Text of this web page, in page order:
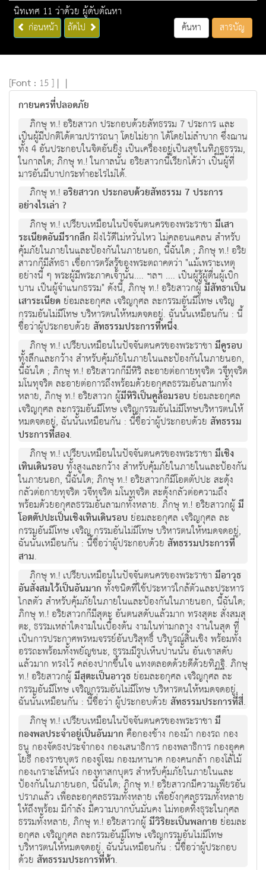
นิทเทศ 11 ว่าด้วย ผู้ดับตัณหา
ก่อนหน้า ถัดไป ค้นหา สารบัญ
[Font : 15 ] | |
กายนครที่ปลอดภัย
ภิกษุ ท.! อริยสาวก ประกอบด้วยสัทธรรม 7 ประการ และ
เป็นผู้มีปกติได้ตามปรารถนา โดยไม่ยาก ได้โดยไม่ลำบาก ซึ่งฌาน
ทั้ง 4 อันประกอบในจิตอันยิ่ง เป็นเครื่องอยู่เป็นสุขในทิฏฐธรรม,
ในกาลใด; ภิกษุ ท.! ในกาลนั้น อริยสาวกนี้เรียกได้ว่า เป็นผู้ที่
มารอันมีบาปกระทำอะไรไม่ได้.
ภิกษุ ท.!อริยสาวก ประกอบด้วยสัทธรรม 7 ประการ
อย่างไรเล่า ?
ภิกษุ ท.! เปรียบเหมือนในปัจจันตนครของพระราชามีเสา
ระเนียดอันมีรากลึก ฝังไว้ดีไม่หวั่นไหว ไม่คลอนแคลน สำหรับ
คุ้มภัยในภายในและป้องกันในภายนอก, นี้ฉันใด ; ภิกษุ ท.! อริย
สาวกก็มีสัทธา เชื่อการตรัสรู้ของพระตถาคตว่า "แม้เพราะเหตุ
อย่างนี้ ๆ พระผู้มีพระภาคเจ้านั้น.... ฯลฯ .... เป็นผู้รู้ผู้ตื่นผู้เบิก
บาน เป็นผู้จำแนกธรรม" ดังนี้, ภิกษุ ท.! อริยสาวกผู้มีสัทธาเป็น
เสาระเนียด ย่อมละอกุศล เจริญกุศล ละกรรมอันมีโทษ เจริญ
กรรมอันไม่มีโทษ บริหารตนให้หมดจดอยู่. ฉันนั้นเหมือนกัน : นี้
ชื่อว่าผู้ประกอบด้วย สัทธรรมประการที่หนึ่ง.
ภิกษุ ท.! เปรียบเหมือนในปัจจันตนครของพระราชามีคูรอบ
ทั้งลึกและกว้าง สำหรับคุ้มภัยในภายในและป้องกันในภายนอก,
นี้ฉันใด ; ภิกษุ ท.! อริยสาวกก็มีหิริ ละอายต่อกายทุจริต วจีทุจริต
มโนทุจริต ละอายต่อการถึงพร้อมด้วยอกุศลธรรมอันลามกทั้ง
หลาย, ภิกษุ ท.! อริยสาวก ผู้มีหิริเป็นคูล้อมรอบ ย่อมละอกุศล
เจริญกุศล ละกรรมอันมีโทษ เจริญกรรมอันไม่มีโทษบริหารตนให้
หมดจดอยู่, ฉันนั้นเหมือนกัน : นี้ชื่อว่าผู้ประกอบด้วย สัทธรรม
ประการที่สอง.
ภิกษุ ท.! เปรียบเหมือนในปัจจันตนครของพระราชามีเชิง
เทินเดินรอบ ทั้งสูงและกว้าง สำหรับคุ้มภัยในภายในและป้องกัน
ในภายนอก, นี้ฉันใด; ภิกษุ ท.! อริยสาวกก็มีโอตตัปปะ สะดุ้ง
กลัวต่อกายทุจริต วจีทุจริต มโนทุจริต สะดุ้งกลัวต่อความถึง
พร้อมด้วยอกุศลธรรมอันลามกทั้งหลาย. ภิกษุ ท.! อริยสาวกผู้มี
โอตตัปปะเป็นเชิงเทินเดินรอบ ย่อมละอกุศล เจริญกุศล ละ
กรรมอันมีโทษ เจริญ กรรมอันไม่มีโทษ บริหารตนให้หมดจดอยู่,
ฉันนั้นเหมือนกัน : นื้ชื่อว่าผู้ประกอบด้วย สัทธรรมประการที่
สาม.
ภิกษุ ท.! เปรียบเหมือนในปัจจันตนครของพระราชามีอาวุธ
อันสั่งสมไว้เป็นอันมาก ทั้งชนิดที่ใช้ประหารใกล้ตัวและประหาร
ไกลตัว สำหรับคุ้มภัยในภายในและป้องกันในภายนอก, นี้ฉันใด;
ภิกษุ ท.! อริยสาวกก็มีสุตะ อันตนสดับแล้วมาก ทรงสุตะ สั่งสมสุ
ตะ, ธรรมเหล่าใดงามในเบื้องต้น งามในท่ามกลาง งานในสุด ที่
เป็นการประกาศพรหมจรรย์อันบริสุทธิ์ บริบูรณ์สิ้นเชิง พร้อมทั้ง
อรรถะพร้อมทั้งพยัญชนะ, ธรรมมีรูปเห็นปานนั้น อันเขาสดับ
แล้วมาก ทรงไว้ คล่องปากขึ้นใจ แทงตลอดด้วยดีด้วยทิฏฐิ. ภิกษุ
ท.! อริยสาวกผู้มีสุตะเป็นอาวุธ ย่อมละอกุศล เจริญกุศล ละ
กรรมอันมีโทษ เจริญกรรมอันไม่มีโทษ บริหารตนให้หมดจดอยู่,
ฉันนั้นเหมือนกัน : นี้ชื่อว่า ผู้ประกอบด้วย สัทธรรมประการที่สี่.
ภิกษุ ท.! เปรียบเหมือนในปัจจันตนครของพระราชามี
กองพลประจำอยู่เป็นอันมาก คือกองช้าง กองม้า กองรถ กอง
ธนู กองจัดธงประจำกอง กองเสนาธิการ กองพลาธิการ กองอุคค
โยธี กองราชบุตร กองจู่โจม กองมหานาค กองคนกล้า กองโล้ไม้
กองเกราะโล้หนัง กองทาสกบุตร สำหรับคุ้มภัยในภายในและ
ป้องกันในภายนอก, นี้ฉันใด; ภิกษุ ท.! อริยสาวกมีความเพียรอัน
ปราภแล้ว เพื่อละอกุศลธรรมทั้งหลาย เพื่อยังกุศลธรรมทั้งหลาย
ให้ถึงพร้อม มีกำลัง มีความบากบั่นมั่นคง ไม่ทอดทิ้งธุระในกุศล
ธรรมทั้งหลาย, ภิกษุ ท.! อริยสาวกผู้มีวิริยะเป็นพลกาย ย่อมละ
อกุศล เจริญกุศล ละกรรมอันมีโทษ เจริญกรรมอันไม่มีโทษ
บริหารตนให้หมดจดอยู่. ฉันนั้นเหมือนกัน : นี้ชื่อว่าผู้ประกอบ
ด้วย สัทธรรมประการที่ห้า.